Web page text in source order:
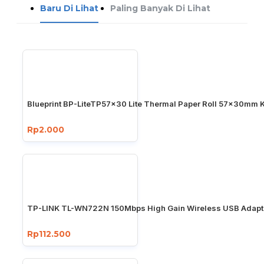
Baru Di Lihat Paling Banyak Di Lihat
Blueprint BP-LiteTP57x30 Lite Thermal Paper Roll 57x30mm
Rp2.000
TP-LINK TL-WN722N 150Mbps High Gain Wireless USB
Rp112.500